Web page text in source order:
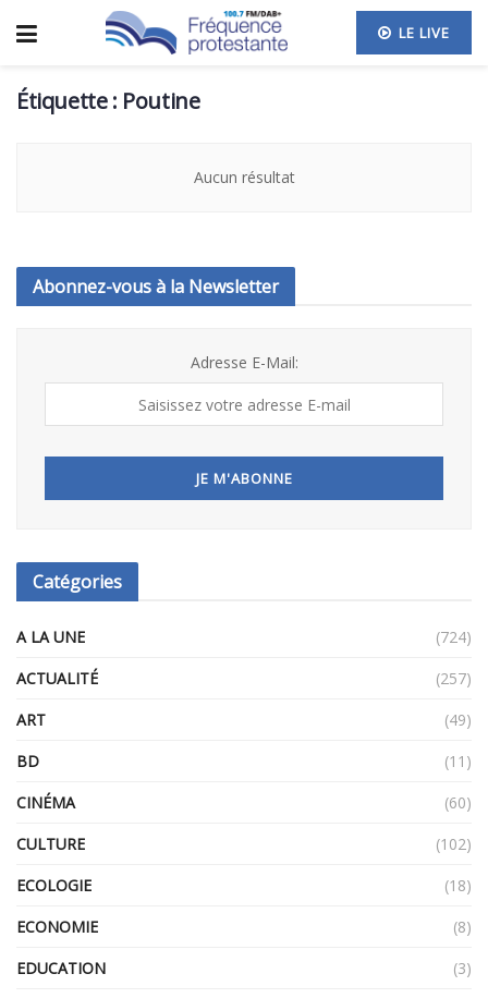
LE LIVE
Étiquette : Poutine
Aucun résultat
Abonnez-vous à la Newsletter
Adresse E-Mail:
Catégories
A LA UNE
(724)
ACTUALITÉ
(257)
ART
(49)
BD
(11)
CINÉMA
(60)
CULTURE
(102)
ECOLOGIE
(18)
ECONOMIE
(8)
EDUCATION
(3)